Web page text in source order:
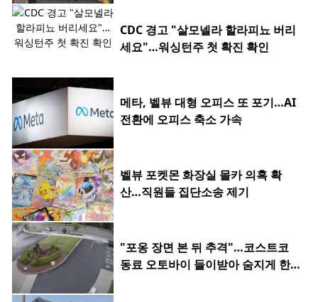
CDC 경고 "살모넬라 할라피뇨 버리
세요"…워싱턴주 첫 확진 확인
메타, 벨뷰 대형 오피스 또 포기…AI
전환에 오피스 축소 가속
벨뷰 포켓몬 화장실 몰카 의혹 확
산…직원들 집단소송 제기
"포옹 장면 본 뒤 추격"…코스트코
동료 오토바이 들이받아 숨지게 한 2